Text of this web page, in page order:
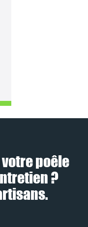
poêle
?